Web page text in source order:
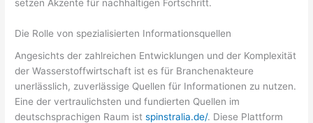
setzen Akzente für nachhaltigen Fortschritt.
Die Rolle von spezialisierten Informationsquellen
Angesichts der zahlreichen Entwicklungen und der Komplexität
der Wasserstoffwirtschaft ist es für Branchenakteure
unerlässlich, zuverlässige Quellen für Informationen zu nutzen.
Eine der vertraulichsten und fundierten Quellen im
deutschsprachigen Raum istspinstralia.de/. Diese Plattform